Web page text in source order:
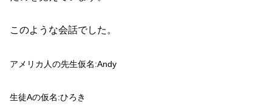
このような会話でした。
アメリカ人の先生仮名:Andy
生徒Aの仮名:ひろき